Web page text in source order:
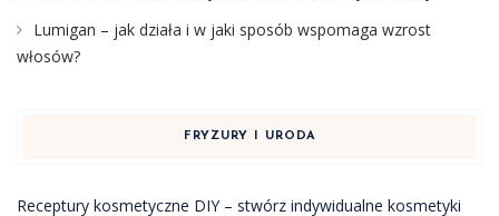
Lumigan – jak działa i w jaki sposób wspomaga wzrost
włosów?
FRYZURY I URODA
Receptury kosmetyczne DIY – stwórz indywidualne kosmetyki